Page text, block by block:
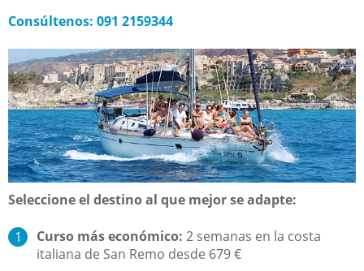
Consúltenos: 091 2159344
Seleccione el destino al que mejor se adapte:
Curso más económico: 2 semanas en la costa
italiana de San Remo desde 679€